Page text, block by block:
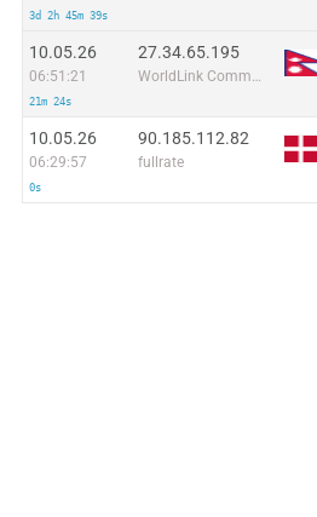
3d 2h 45m 39s
10.05.26
06:51:21
21m 24s
27.34.65.195
WorldLink Communications
10.05.26
06:29:57
0s
90.185.112.82
fullrate